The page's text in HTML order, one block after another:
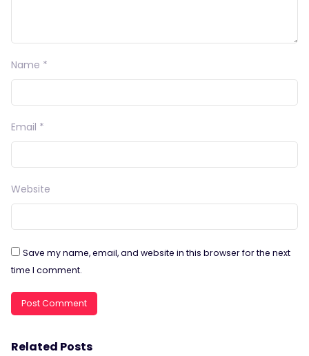
Name *
Email *
Website
Save my name, email, and website in this browser for the next
time I comment.
Related Posts